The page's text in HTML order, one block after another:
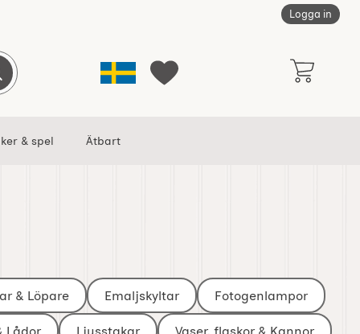
Logga in
Sverige Mina favoriter
sökning
& spel Ätbart
& Löpare Emaljskyltar Fotogenlampor
Lådor Ljusstakar Vaser, flaskor & Kannor